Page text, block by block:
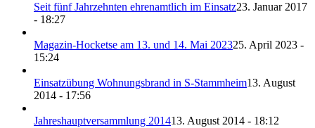
Seit fünf Jahrzehnten ehrenamtlich im Einsatz23. Januar 2017
- 18:27
Magazin-Hocketse am 13. und 14. Mai 202325. April 2023 -
15:24
Einsatzübung Wohnungsbrand in S-Stammheim13. August
2014 - 17:56
Jahreshauptversammlung 201413. August 2014 - 18:12